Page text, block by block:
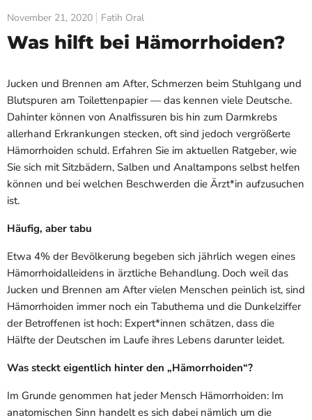
November 21, 2020 Fatih Oral
Was hilft bei Hämorrhoiden?
Jucken und Brennen am After, Schmerzen beim Stuhlgang und
Blutspuren am Toilettenpapier — das kennen viele Deutsche.
Dahinter können von Analfissuren bis hin zum Darmkrebs
allerhand Erkrankungen stecken, oft sind jedoch vergrößerte
Hämorrhoiden schuld. Erfahren Sie im aktuellen Ratgeber, wie
Sie sich mit Sitzbädern, Salben und Analtampons selbst helfen
können und bei welchen Beschwerden die Ärzt*in aufzusuchen
ist.
Häufig, aber tabu
Etwa 4% der Bevölkerung begeben sich jährlich wegen eines
Hämorrhoidalleidens in ärztliche Behandlung. Doch weil das
Jucken und Brennen am After vielen Menschen peinlich ist, sind
Hämorrhoiden immer noch ein Tabuthema und die Dunkelziffer
der Betroffenen ist hoch: Expert*innen schätzen, dass die
Hälfte der Deutschen im Laufe ihres Lebens darunter leidet.
Was steckt eigentlich hinter den „Hämorrhoiden“?
Im Grunde genommen hat jeder Mensch Hämorrhoiden: Im
anatomischen Sinn handelt es sich dabei nämlich um die